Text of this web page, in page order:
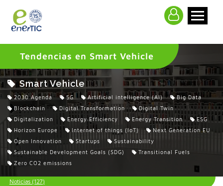
Tendencias en Smart Vehicle
Smart Vehicle
2030 Agenda 5G Artificial intelligence (AI)
Big Data
Blockchain
Digital Transformation
Digital Twin
Digitalization
Energy Efficiency Energy Transition
ESG
Horizon Europe
Internet of things (IoT)
Next Generation EU
Open Innovation
Startups
Sustainability
Sustainable Development Goals (SDG)
Transitional Fuels
Zero CO2 emissions
Noticias (127)